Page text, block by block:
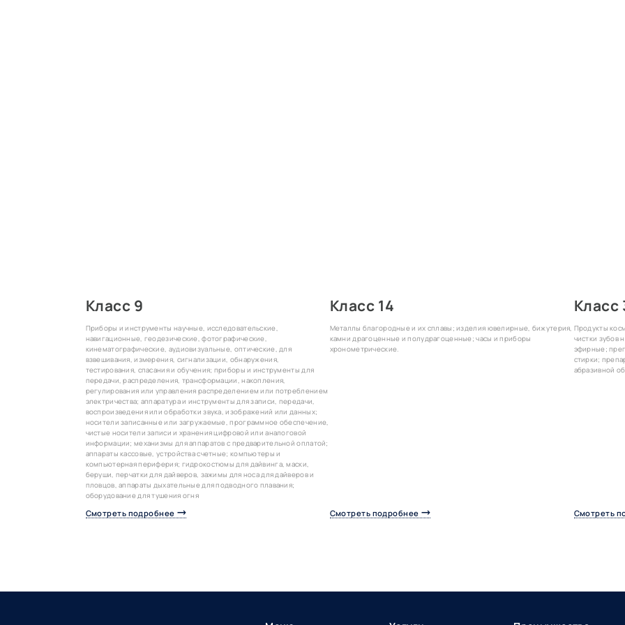
Класс 9
Приборы и инструменты научные, исследовательские,
навигационные, геодезические, фотографические,
кинематографические, аудиовизуальные, оптические, для
взвешивания, измерения, сигнализации, обнаружения,
тестирования, спасания и обучения; приборы и инструменты для
передачи, распределения, трансформации, накопления,
регулирования или управления распределением или потреблением
электричества; аппаратура и инструменты для записи, передачи,
воспроизведения или обработки звука, изображений или данных;
носители записанные или загружаемые, программное обеспечение,
чистые носители записи и хранения цифровой или аналоговой
информации; механизмы для аппаратов с предварительной оплатой;
аппараты кассовые, устройства счетные; компьютеры и
компьютерная периферия; гидрокостюмы для дайвинга, маски,
беруши, перчатки для дайверов, зажимы для носа для дайверов и
пловцов, аппараты дыхательные для подводного плавания;
оборудование для тушения огня
Смотреть подробнее
Класс 14
Металлы благородные и их сплавы; изделия ювелирные, бижутерия,
камни драгоценные и полудрагоценные; часы и приборы
хронометрические.
Смотреть подробнее
Класс
Продукты
чистки зубов
эфирные;
стирки;
абразивной
Смотреть